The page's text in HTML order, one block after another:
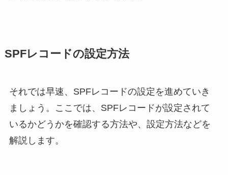
SPFレコードの設定方法
それでは早速、SPFレコードの設定を進めていき
ましょう。ここでは、SPFレコードが設定されて
いるかどうかを確認する方法や、設定方法などを
解説します。